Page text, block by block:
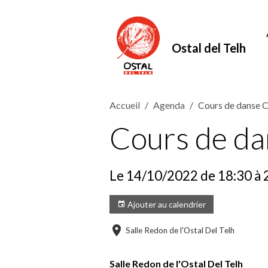
Ostal del Telh
Accueil Agenda Cours de danse
Cours de
Le 14/10/2022 de 18:30à
Ajouter au calendrier
Salle Redon de l'Ostal Del Telh
Salle Redon de l'Ostal Del Telh